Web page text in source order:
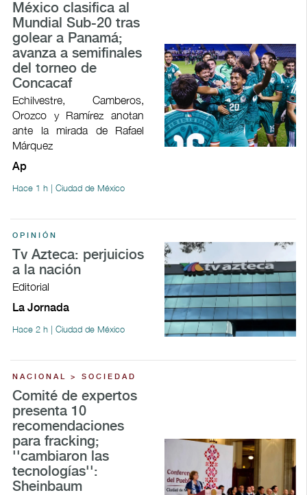
México clasifica al
Mundial Sub-20 tras
golear a Panamá;
avanza a semifinales
del torneo de
Concacaf
Echilvestre, Camberos,
Orozco y Ramírez anotan
ante la mirada de Rafael
Márquez
Ap
Hace 1 h | Ciudad de México
OPINIÓN
Tv Azteca: perjuicios
a la nación
Editorial
La Jornada
Hace 2 h | Ciudad de México
NACIONAL > SOCIEDAD
Comité de expertos
presenta 10
recomendaciones
para fracking;
''cambiaron las
tecnologías'':
Sheinbaum